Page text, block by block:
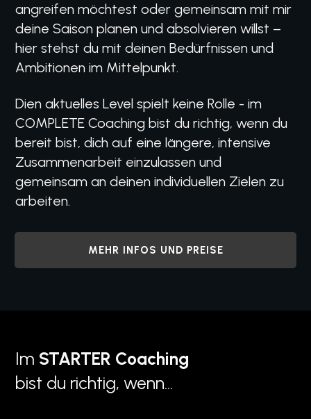
angreifen möchtest oder gemeinsam mit mir
deine Saison planen und absolvieren willst –
hier stehst du mit deinen Bedürfnissen und
Ambitionen im Mittelpunkt.
Dien aktuelles Level spielt keine Rolle - im
COMPLETE Coaching bist du richtig, wenn du
bereit bist, dich auf eine längere, intensive
Zusammenarbeit einzulassen und
gemeinsam an deinen individuellen Zielen zu
arbeiten.
MEHR INFOS UND PREISE
Im STARTER Coaching
bist du richtig, wenn...